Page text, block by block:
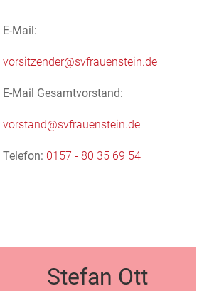
E-Mail:
vorsitzender@svfrauenstein.de
E-Mail Gesamtvorstand:
vorstand@svfrauenstein.de
Telefon: 0157 - 80 35 69 54
Stefan Ott
Handyvertrag!